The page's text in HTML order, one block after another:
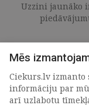
Uzzini jaunāko
Mēs
Ciekurs.lv
informāciju par
arī uzlabotu